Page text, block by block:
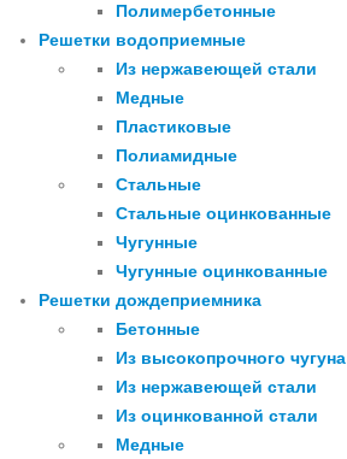
Полимербетонные
Решетки водоприемные
Из нержавеющей стали
Медные
Пластиковые
Полиамидные
Стальные
Стальные оцинкованные
Чугунные
Чугунные оцинкованные
Решетки дождеприемника
Бетонные
Из высокопрочного чугуна
Из нержавеющей стали
Из оцинкованной стали
Медные